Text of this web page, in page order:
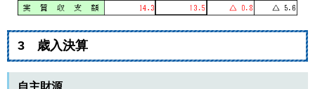
3 歳入決算
自主財源